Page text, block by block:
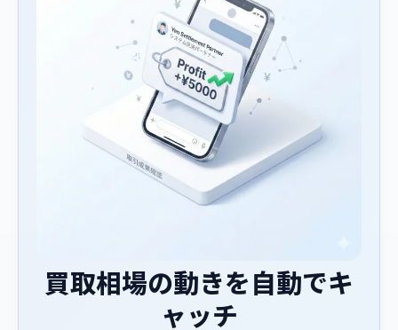
買取相場の動きを自動でキ
ャッチ